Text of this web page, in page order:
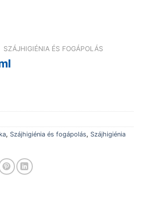
SZÁJHIGIÉNIA ÉS FOGÁPOLÁS
, Szájhigiénia és fogápolás, Szájhigiénia